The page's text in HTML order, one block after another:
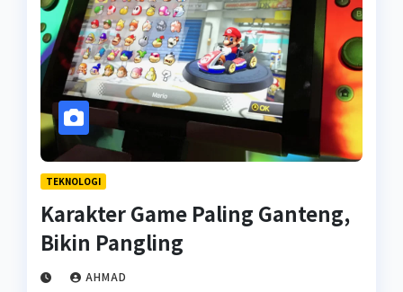
TEKNOLOGI
Karakter Game Paling Ganteng,
Bikin Pangling
AHMAD